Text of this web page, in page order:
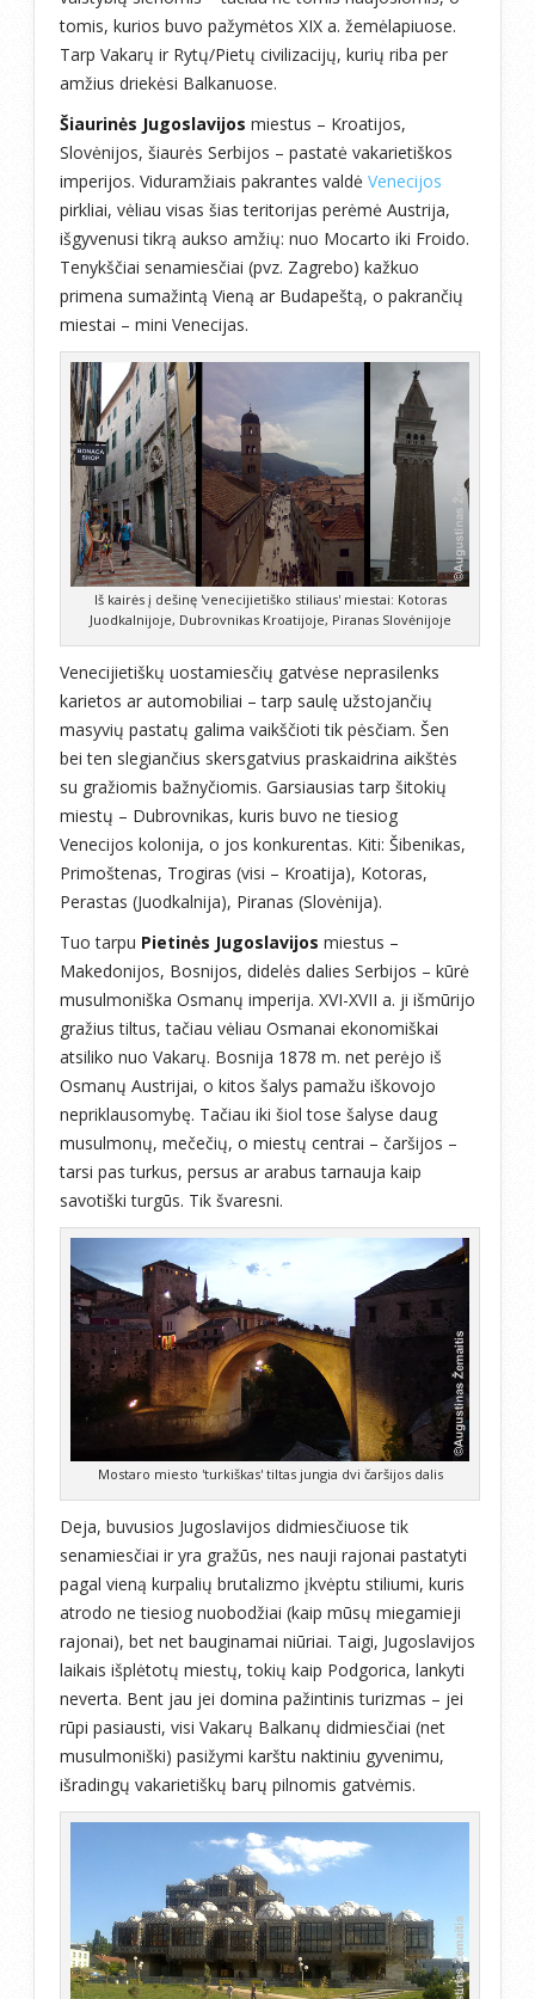
tomis, kurios buvo pažymėtos XIX a. žemėlapiuose.
Tarp Vakarų ir Rytų/Pietų civilizacijų, kurių riba per
amžius driekėsi Balkanuose.
Šiaurinės Jugoslavijos miestus – Kroatijos,
Slovėnijos, šiaurės Serbijos – pastatė vakarietiškos
imperijos. Viduramžiais pakrantes valdė Venecijos
pirkliai, vėliau visas šias teritorijas perėmė Austrija,
išgyvenusi tikrą aukso amžių: nuo Mocarto iki Froido.
Tenykščiai senamiesčiai (pvz. Zagrebo) kažkuo
primena sumažintą Vieną ar Budapeštą, o pakrančių
miestai – mini Venecijas.
Iš kairės į dešinę 'venecijietiško stiliaus' miestai: Kotoras
Juodkalnijoje, Dubrovnikas Kroatijoje, Piranas Slovėnijoje
Venecijietiškų uostamiesčių gatvėse neprasilenks
karietos ar automobiliai – tarp saulę užstojančių
masyvių pastatų galima vaikščioti tik pėsčiam. Šen
bei ten slegiančius skersgatvius praskaidrina aikštės
su gražiomis bažnyčiomis. Garsiausias tarp šitokių
miestų – Dubrovnikas, kuris buvo ne tiesiog
Venecijos kolonija, o jos konkurentas. Kiti: Šibenikas,
Primoštenas, Trogiras (visi – Kroatija), Kotoras,
Perastas (Juodkalnija), Piranas (Slovėnija).
Tuo tarpu Pietinės Jugoslavijos miestus –
Makedonijos, Bosnijos, didelės dalies Serbijos – kūrė
musulmoniška Osmanų imperija. XVI-XVII a. ji išmūrijo
gražius tiltus, tačiau vėliau Osmanai ekonomiškai
atsiliko nuo Vakarų. Bosnija 1878 m. net perėjo iš
Osmanų Austrijai, o kitos šalys pamažu iškovojo
nepriklausomybę. Tačiau iki šiol tose šalyse daug
musulmonų, mečečių, o miestų centrai – čaršijos –
tarsi pas turkus, persus ar arabus tarnauja kaip
savotiški turgūs. Tik švaresni.
Mostaro miesto 'turkiškas' tiltas jungia dvi čaršijos dalis
Deja, buvusios Jugoslavijos didmiesčiuose tik
senamiesčiai ir yra gražūs, nes nauji rajonai pastatyti
pagal vieną kurpalių brutalizmo įkvėptu stiliumi, kuris
atrodo ne tiesiog nuobodžiai (kaip mūsų miegamieji
rajonai), bet net bauginamai niūriai. Taigi, Jugoslavijos
laikais išplėtotų miestų, tokių kaip Podgorica, lankyti
neverta. Bent jau jei domina pažintinis turizmas – jei
rūpi pasiausti, visi Vakarų Balkanų didmiesčiai (net
musulmoniški) pasižymi karštu naktiniu gyvenimu,
išradingų vakarietiškų barų pilnomis gatvėmis.